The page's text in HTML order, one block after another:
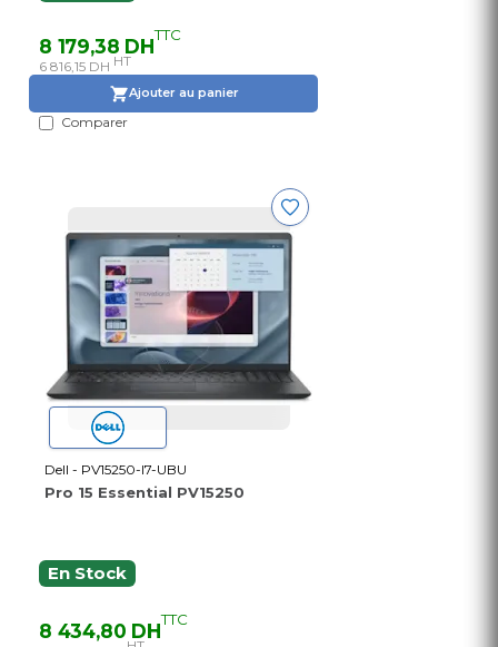
8 179,38 DHTTC
6 816,15 DH HT
Ajouter au panier
Comparer
Dell - PV15250-I7-UBU
Pro 15 Essential PV15250
En Stock
8 434,80 DHTTC